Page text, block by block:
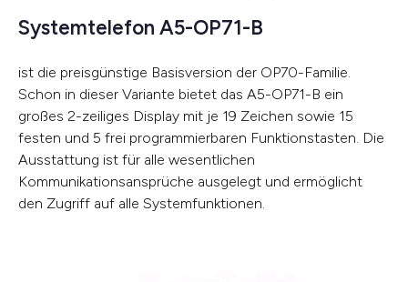
Systemtelefon A5-OP71-B
ist die preisgünstige Basisversion der OP70-Familie.
Schon in dieser Variante bietet das A5-OP71-B ein
großes 2-zeiliges Display mit je 19 Zeichen sowie 15
festen und 5 frei programmierbaren Funktionstasten. Die
Ausstattung ist für alle wesentlichen
Kommunikationsansprüche ausgelegt und ermöglicht
den Zugriff auf alle Systemfunktionen.